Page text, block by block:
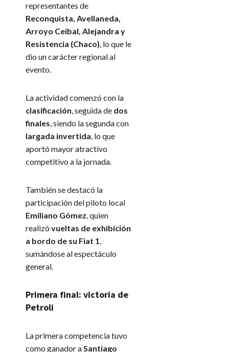
representantes de
Reconquista, Avellaneda,
Arroyo Ceibal, Alejandra y
Resistencia (Chaco), lo que le
dio un carácter regional al
evento.
La actividad comenzó con la
clasificación, seguida de dos
finales, siendo la segunda con
largada invertida, lo que
aportó mayor atractivo
competitivo a la jornada.
También se destacó la
participación del piloto local
Emiliano Gómez, quien
realizó vueltas de exhibición
a bordo de su Fiat 1,
sumándose al espectáculo
general.
Primera final: victoria de
Petroli
La primera competencia tuvo
como ganador aSantiago